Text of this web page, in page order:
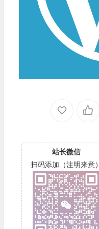
站长微信
扫码添加（注明来意）